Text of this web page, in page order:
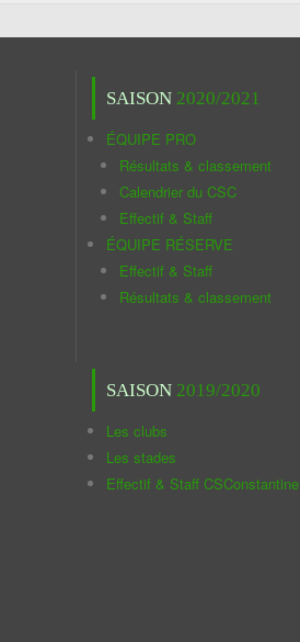
SAISON 2020/2021
ÉQUIPE PRO
Résultats & classement
Calendrier du CSC
Effectif & Staff
ÉQUIPE RÉSERVE
Effectif & Staff
Résultats & classement
SAISON 2019/2020
Les clubs
Les stades
Effectif & Staff CSConstantine